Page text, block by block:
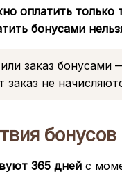
оплатить только
бонусами
заказ бонусами
заказ не
бонусов
365 дней с